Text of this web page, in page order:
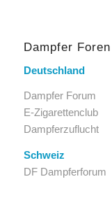
Dampfer Foren
Deutschland
Dampfer Forum
E-Zigarettenclub
Dampferzuflucht
Schweiz
DF Dampferforum